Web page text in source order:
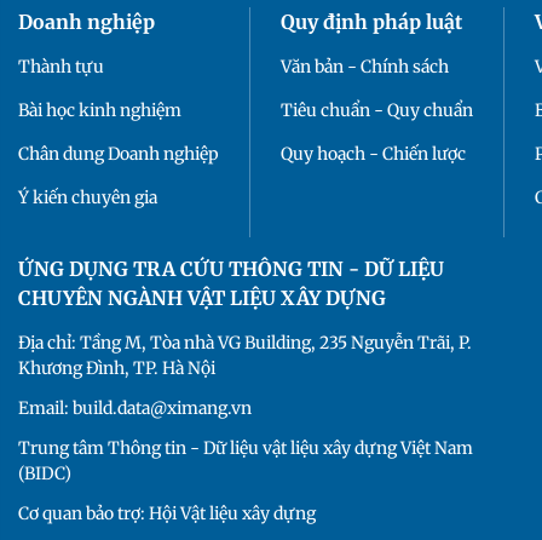
Doanh nghiệp
Thành tựu
Bài học kinh nghiệm
Chân dung Doanh nghiệp
Ý kiến chuyên gia
Quy định pháp luật
Văn bản - Chính sách
Tiêu chuẩn - Quy chuẩn
Quy hoạch - Chiến lược
ỨNG DỤNG TRA CỨU THÔNG TIN - DỮ LIỆU
CHUYÊN NGÀNH VẬT LIỆU XÂY DỰNG
Địa chỉ: Tầng M, Tòa nhà VG Building, 235 Nguyễn Trãi, P.
Khương Đình, TP. Hà Nội
Email: build.data@ximang.vn
Trung tâm Thông tin - Dữ liệu vật liệu xây dựng Việt Nam
(BIDC)
Cơ quan bảo trợ: Hội Vật liệu xây dựng